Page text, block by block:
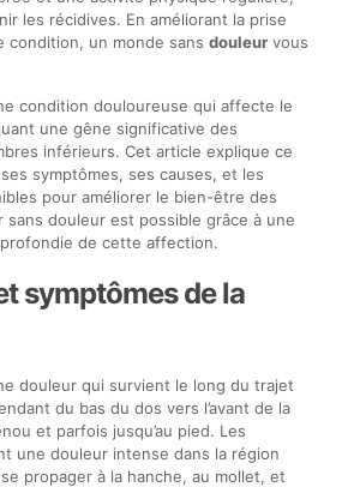
les récidives. En améliorant la prise
condition, un monde sans douleurvous
condition douloureuse qui affecte le
une gêne significative des
inférieurs. Cet article explique ce
symptômes, ses causes, et les
pour améliorer le bien-être des
sans douleur est possible grâce à une
de cette affection.
symptômes de la
douleur qui survient le long du trajet
du bas du dos vers l’avant de la
et parfois jusqu’au pied. Les
une douleur intense dans la région
propager à la hanche, au mollet, et